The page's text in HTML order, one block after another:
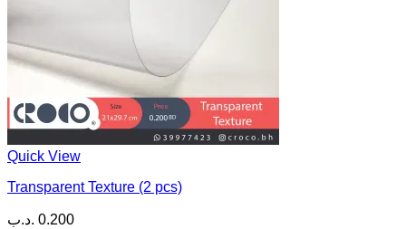
Quick View
Transparent Texture (2 pcs)
0.200 .د.ب